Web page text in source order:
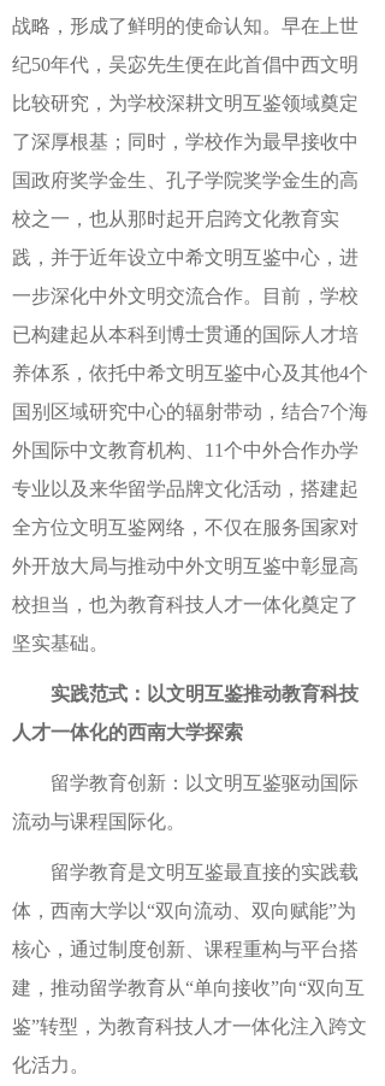
战略，形成了鲜明的使命认知。早在上世
纪50年代，吴宓先生便在此首倡中西文明
比较研究，为学校深耕文明互鉴领域奠定
了深厚根基；同时，学校作为最早接收中
国政府奖学金生、孔子学院奖学金生的高
校之一，也从那时起开启跨文化教育实
践，并于近年设立中希文明互鉴中心，进
一步深化中外文明交流合作。目前，学校
已构建起从本科到博士贯通的国际人才培
养体系，依托中希文明互鉴中心及其他4个
国别区域研究中心的辐射带动，结合7个海
外国际中文教育机构、11个中外合作办学
专业以及来华留学品牌文化活动，搭建起
全方位文明互鉴网络，不仅在服务国家对
外开放大局与推动中外文明互鉴中彰显高
校担当，也为教育科技人才一体化奠定了
坚实基础。
实践范式：以文明互鉴推动教育科技
人才一体化的西南大学探索
留学教育创新：以文明互鉴驱动国际
流动与课程国际化。
留学教育是文明互鉴最直接的实践载
体，西南大学以“双向流动、双向赋能”为
核心，通过制度创新、课程重构与平台搭
建，推动留学教育从“单向接收”向“双向互
鉴”转型，为教育科技人才一体化注入跨文
化活力。